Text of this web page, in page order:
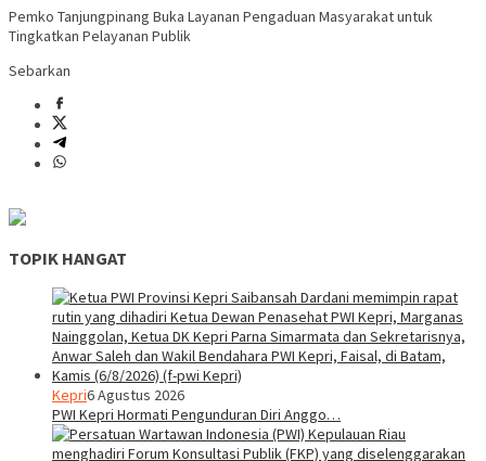
Pemko Tanjungpinang Buka Layanan Pengaduan Masyarakat untuk
Tingkatkan Pelayanan Publik
Sebarkan
TOPIK HANGAT
Kepri6 Agustus 2026
PWI Kepri Hormati Pengunduran Diri Anggo…